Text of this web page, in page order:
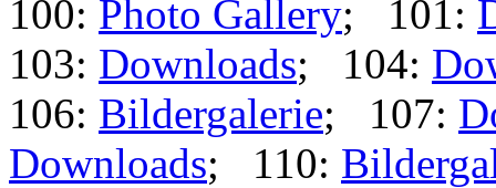
100: Photo Gallery; 101:
103: Downloads; 104:
106: Bildergalerie; 107:
Downloads; 110: